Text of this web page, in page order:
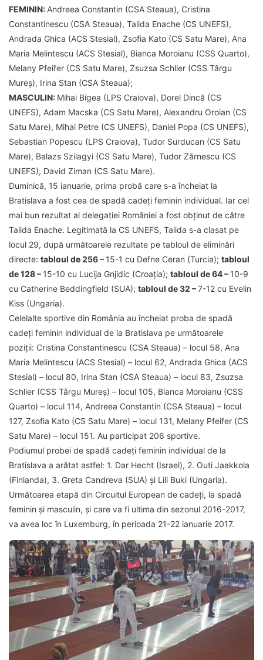
FEMININ: Andreea Constantin (CSA Steaua), Cristina
Constantinescu (CSA Steaua), Talida Enache (CS UNEFS),
Andrada Ghica (ACS Stesial), Zsofia Kato (CS Satu Mare), Ana
Maria Melintescu (ACS Stesial), Bianca Moroianu (CSS Quarto),
Melany Pfeifer (CS Satu Mare), Zsuzsa Schlier (CSS Târgu
Mureș), Irina Stan (CSA Steaua);
MASCULIN: Mihai Bigea (LPS Craiova), Dorel Dincă (CS
UNEFS), Adam Macska (CS Satu Mare), Alexandru Oroian (CS
Satu Mare), Mihai Petre (CS UNEFS), Daniel Popa (CS UNEFS),
Sebastian Popescu (LPS Craiova), Tudor Surducan (CS Satu
Mare), Balazs Szilagyi (CS Satu Mare), Tudor Zărnescu (CS
UNEFS), David Ziman (CS Satu Mare).
Duminică, 15 ianuarie, prima probă care s-a încheiat la
Bratislava a fost cea de spadă cadeți feminin individual. Iar cel
mai bun rezultat al delegației României a fost obținut de către
Talida Enache. Legitimată la CS UNEFS, Talida s-a clasat pe
locul 29, după următoarele rezultate pe tabloul de eliminări
directe: tabloul de 256 – 15-1 cu Defne Ceran (Turcia); tabloul
de 128 – 15-10 cu Lucija Gnjidic (Croația); tabloul de 64 – 10-9
cu Catherine Beddingfield (SUA); tabloul de 32 –7-12 cu Evelin
Kiss (Ungaria).
Celelalte sportive din România au încheiat proba de spadă
cadeți feminin individual de la Bratislava pe următoarele
poziții: Cristina Constantinescu (CSA Steaua) – locul 58, Ana
Maria Melintescu (ACS Stesial) – locul 62, Andrada Ghica (ACS
Stesial) – locul 80, Irina Stan (CSA Steaua) – locul 83, Zsuzsa
Schlier (CSS Târgu Mureș) – locul 105, Bianca Moroianu (CSS
Quarto) – locul 114, Andreea Constantin (CSA Steaua) – locul
127, Zsofia Kato (CS Satu Mare) – locul 131, Melany Pfeifer (CS
Satu Mare) – locul 151. Au participat 206 sportive.
Podiumul probei de spadă cadeți feminin individual de la
Bratislava a arătat astfel: 1. Dar Hecht (Israel), 2. Outi Jaakkola
(Finlanda), 3. Greta Candreva (SUA) și Lili Buki (Ungaria).
Următoarea etapă din Circuitul European de cadeți, la spadă
feminin și masculin, și care va fi ultima din sezonul 2016-2017,
va avea loc în Luxemburg, în perioada 21-22 ianuarie 2017.